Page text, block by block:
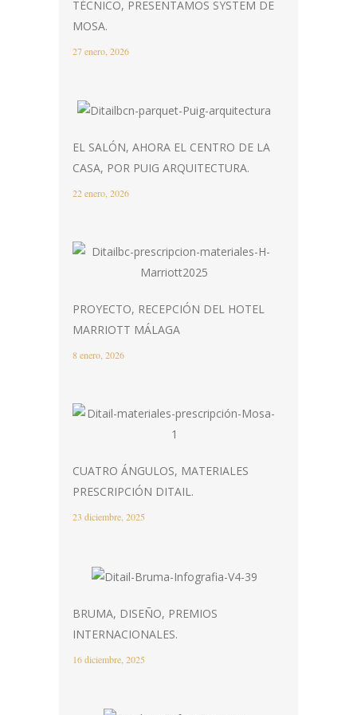
TÉCNICO, PRESENTAMOS SYSTEM DE
MOSA.
27 enero, 2026
EL SALÓN, AHORA EL CENTRO DE LA
CASA, POR PUIG ARQUITECTURA.
22 enero, 2026
PROYECTO, RECEPCIÓN DEL HOTEL
MARRIOTT MÁLAGA
8 enero, 2026
CUATRO ÁNGULOS, MATERIALES
PRESCRIPCIÓN DITAIL.
23 diciembre, 2025
BRUMA, DISEÑO, PREMIOS
INTERNACIONALES.
16 diciembre, 2025